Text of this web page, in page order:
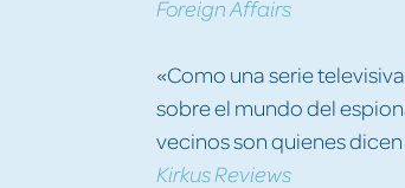
Foreign Affairs
«Como una serie
sobre el mundo del
vecinos son quienes dicen
Kirkus Reviews